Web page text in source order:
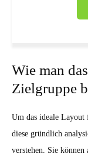
Wie man
Zielgruppe
Um das ideale
diese gründlich
verstehen. Sie